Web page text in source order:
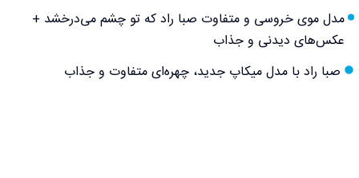
مدل موی خروسی و متفاوت صبا راد که تو چشم می‌درخشد +
عکس‌های دیدنی و جذاب
صبا راد با مدل میکاپ جدید، چهره‌ای متفاوت و جذاب